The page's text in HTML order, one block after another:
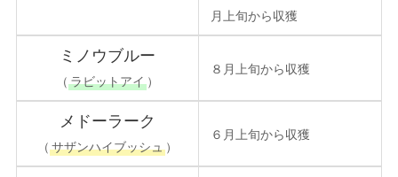
月上旬から収獲
ミノウブルー
（ ラビットアイ）
８月上旬から収獲
メドーラーク
（ サザンハイブッシュ）
６月上旬から収獲